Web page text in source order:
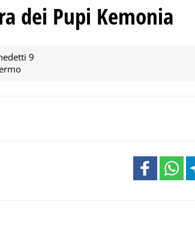
dei Pupi Kemonia
9